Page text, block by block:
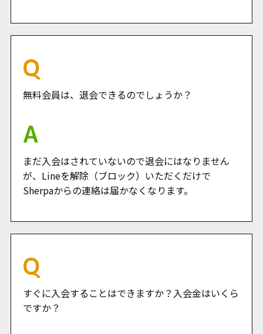
無料会員は、退会できるのでしょうか？
まだ入会はされていないので退会にはなりません
が、Lineを解除（ブロック）いただくだけで
Sherpaからの連絡は届かなくなります。
すぐに入会することはできますか？入会金はいくら
ですか？